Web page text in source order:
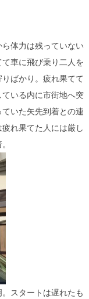
体力は残っていない
車に飛び乗り二人を
ばかり。疲れ果てて
いる内に市街地へ突
いた矢先到着との連
れ果てた人には厳し
スタートは遅れたも